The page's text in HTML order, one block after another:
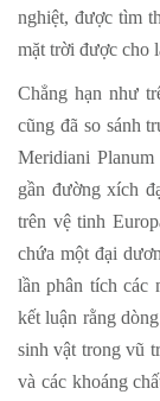
nghiệt, được tìm
mặt trời được cho
Chẳng hạn như
cũng đã so sánh
Meridiani
gần đường xích
trên vệ tinh
chứa một đại
lần phân tích các
kết luận rằng
sinh vật trong vũ
và các khoáng